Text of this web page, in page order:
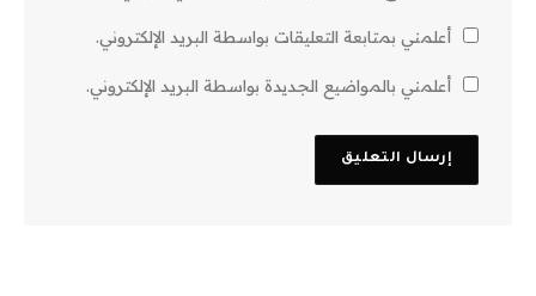
أعلمني بمتابعة التعليقات بواسطة البريد الإلكتروني.
أعلمني بالمواضيع الجديدة بواسطة البريد الإلكتروني.